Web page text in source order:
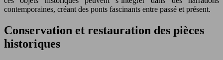
contemporaines, créant des ponts fascinants entre passé et présent.
Conservation et restauration des pièces
historiques